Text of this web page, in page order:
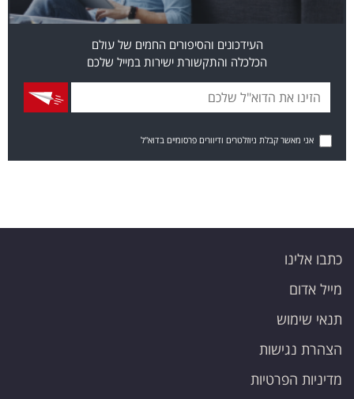
העידכונים והסיפורים החמים של עולם
הכלכלה והתקשורת ישירות במייל שלכם
אני מאשר קבלת ניוזלטרים ודיוורים פרסומיים בדוא"ל
כתבו אלינו
מייל אדום
תנאי שימוש
הצהרת נגישות
מדיניות הפרטיות